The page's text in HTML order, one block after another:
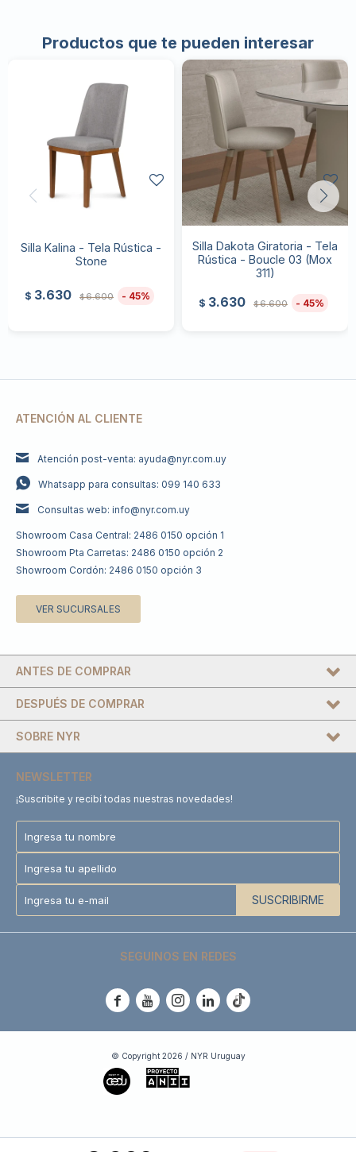
Productos que te pueden interesar
Silla Kalina - Tela Rústica -
Stone
$ 3.630 $6.600 45
Silla Dakota Giratoria - Tela
Rústica - Boucle 03 (Mox
311)
$ 3.630 $6.600 45
ATENCIÓN AL CLIENTE
Atención post-venta: ayuda@nyr.com.uy
Whatsapp para consultas: 099 140 633
Consultas web: info@nyr.com.uy
Showroom Casa Central: 2486 0150 opción 1
Showroom Pta Carretas: 2486 0150 opción 2
Showroom Cordón: 2486 0150 opción 3
VER SUCURSALES
DESPUÉS DE COMPRAR
SOBRE NYR
ANTES DE COMPRAR
NEWSLETTER
¡Suscribite y recibí todas nuestras novedades!
SUSCRIBIRME
SEGUINOS EN REDES
    
© Copyright 2026 / NYR Uruguay